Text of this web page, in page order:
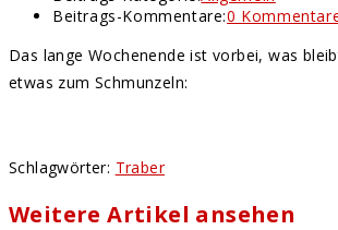
Beitrags-Kommentare:0
Das lange Wochenende ist vorbei, was
etwas zum Schmunzeln:
Schlagwörter: Traber
Weitere Artikel ansehen